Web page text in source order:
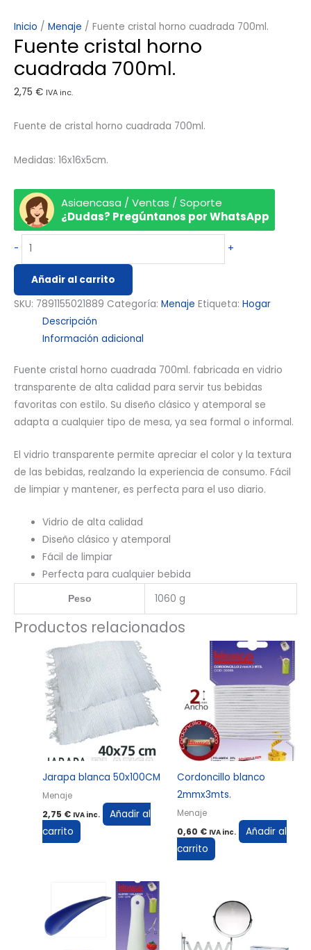
Inicio / Menaje / Fuente cristal horno cuadrada 700ml.
Fuente cristal horno
cuadrada 700ml.
2,75 € IVA inc.
Fuente de cristal horno cuadrada 700ml.
Medidas: 16x16x5cm.
Asiaencasa / Ventas / Soporte
¿Dudas? Pregúntanos por WhatsApp
- +
Añadir al carrito
SKU: 7891155021889 Categoría: Menaje Etiqueta: Hogar
Descripción
Información adicional
Fuente cristal horno cuadrada 700ml. fabricada en vidrio
transparente de alta calidad para servir tus bebidas
favoritas con estilo. Su diseño clásico y atemporal se
adapta a cualquier tipo de mesa, ya sea formal o informal.
El vidrio transparente permite apreciar el color y la textura
de las bebidas, realzando la experiencia de consumo. Fácil
de limpiar y mantener, es perfecta para el uso diario.
Vidrio de alta calidad
Diseño clásico y atemporal
Fácil de limpiar
Perfecta para cualquier bebida
Peso 1060 g
Productos relacionados
Jarapa blanca 50x100CM
Menaje
2,75 € IVA inc.
Añadir al
carrito
Cordoncillo blanco
2mmx3mts.
Menaje
0,60 € IVA inc.
Añadir al
carrito